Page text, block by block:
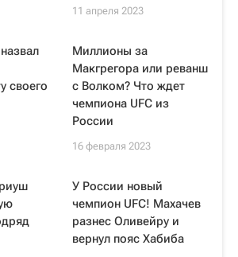
11 апреля 2023
своего
Миллионы за
Макгрегора или реванш
с Волком? Что ждет
чемпиона UFC из
России
16 февраля 2023
У России новый
чемпион UFC! Махачев
разнес Оливейру и
вернул пояс Хабиба